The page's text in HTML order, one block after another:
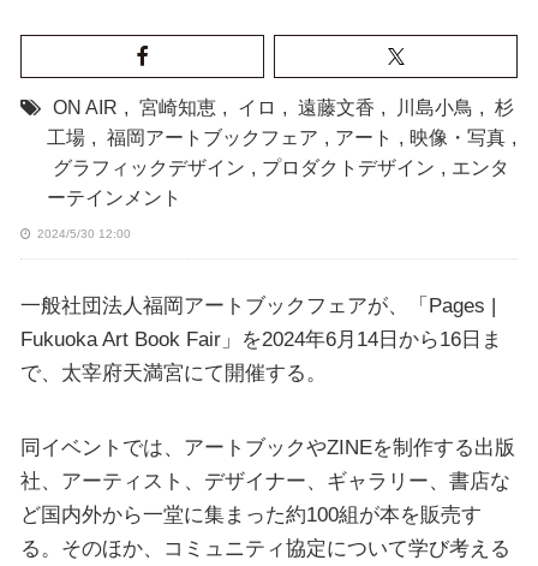
ON AIR , 宮崎知恵 , イロ , 遠藤文香 , 川島小鳥 , 杉
工場 , 福岡アートブックフェア , アート , 映像・写真 ,
グラフィックデザイン , プロダクトデザイン , エンタ
ーテインメント
2024/5/30 12:00
一般社団法人福岡アートブックフェアが、「Pages |
Fukuoka Art Book Fair」を2024年6月14日から16日ま
で、太宰府天満宮にて開催する。
同イベントでは、アートブックやZINEを制作する出版
社、アーティスト、デザイナー、ギャラリー、書店な
ど国内外から一堂に集まった約100組が本を販売す
る。そのほか、コミュニティ協定について学び考える